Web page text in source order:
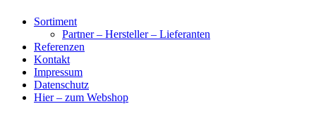
Sortiment
Partner – Hersteller – Lieferanten
Referenzen
Kontakt
Impressum
Datenschutz
Hier – zum Webshop